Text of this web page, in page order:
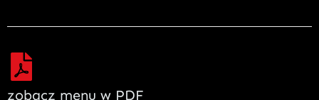
zobacz menu w PDF